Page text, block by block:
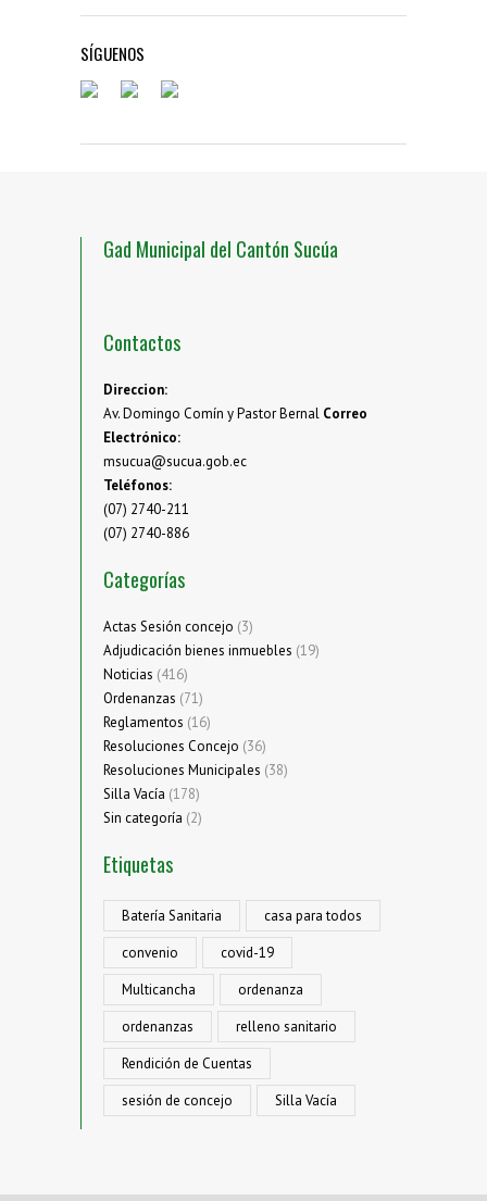
SÍGUENOS
Gad Municipal del Cantón Sucúa
Contactos
Direccion:
Av. Domingo Comín y Pastor Bernal Correo
Electrónico:
msucua@sucua.gob.ec
Teléfonos:
(07) 2740-211
(07) 2740-886
Categorías
Actas Sesión concejo (3)
Adjudicación bienes inmuebles (19)
Noticias (416)
Ordenanzas (71)
Reglamentos (16)
Resoluciones Concejo (36)
Resoluciones Municipales (38)
Silla Vacía (178)
Sin categoría (2)
Etiquetas
Batería Sanitaria
casa para todos
convenio
covid-19
Multicancha
ordenanza
ordenanzas
relleno sanitario
Rendición de Cuentas
sesión de concejo
Silla Vacía